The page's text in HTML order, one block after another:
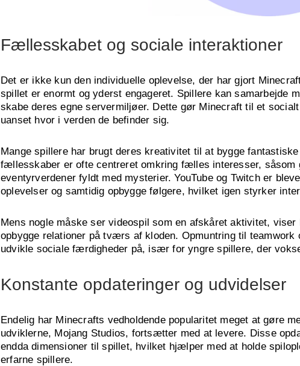
Fællesskabet og sociale interaktioner
Det er ikke kun den individuelle oplevelse, der har gjort
spillet er enormt og yderst engageret. Spillere kan samarbejde
skabe deres egne servermiljøer. Dette gør Minecraft til et
uanset hvor i verden de befinder sig.
Mange spillere har brugt deres kreativitet til at bygge
fællesskaber er ofte centreret omkring fælles interesser, såsom
eventyrverdener fyldt med mysterier. YouTube og Twitch er
oplevelser og samtidig opbygge følgere, hvilket igen styrker
Mens nogle måske ser videospil som en afskåret aktivitet,
opbygge relationer på tværs af kloden. Opmuntring til
udvikle sociale færdigheder på, især for yngre spillere, der
Konstante opdateringer og udvidelser
Endelig har Minecrafts vedholdende popularitet meget at gøre
udviklerne, Mojang Studios, fortsætter med at levere. Disse
endda dimensioner til spillet, hvilket hjælper med at holde
erfarne spillere.